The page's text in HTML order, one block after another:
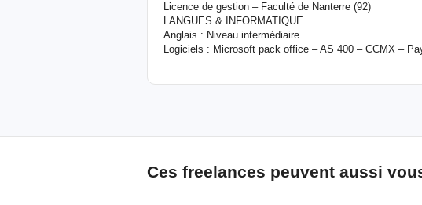
Licence de gestion – Faculté de Nanterre (92)
LANGUES & INFORMATIQUE
Anglais : Niveau intermédiaire
Logiciels : Microsoft pack office – AS 400 – CCMX –
Ces freelances peuvent aussi